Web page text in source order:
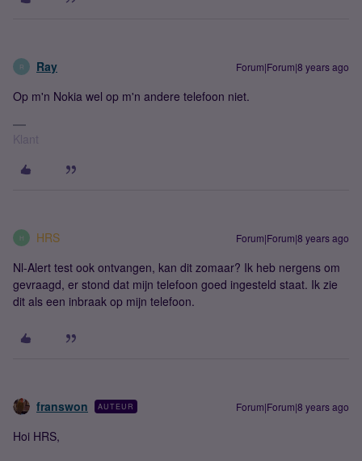
R Ray Forum|Forum|8 years ago
Op m'n Nokia wel op m'n andere telefoon niet.
Klant
H HRS Forum|Forum|8 years ago
Nl-Alert test ook ontvangen, kan dit zomaar? Ik heb nergens om
gevraagd, er stond dat mijn telefoon goed ingesteld staat. Ik zie
dit als een inbraak op mijn telefoon.
franswon AUTEUR Forum|Forum|8 years ago
Hoi HRS,